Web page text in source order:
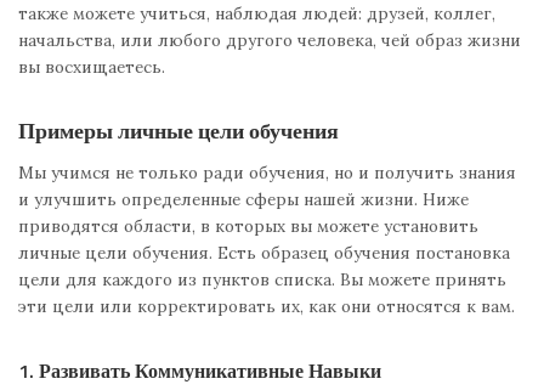
также можете учиться, наблюдая людей: друзей, коллег,
начальства, или любого другого человека, чей образ жизни
вы восхищаетесь.
Примеры личные цели обучения
Мы учимся не только ради обучения, но и получить знания
и улучшить определенные сферы нашей жизни. Ниже
приводятся области, в которых вы можете установить
личные цели обучения. Есть образец обучения постановка
цели для каждого из пунктов списка. Вы можете принять
эти цели или корректировать их, как они относятся к вам.
1. Развивать Коммуникативные Навыки